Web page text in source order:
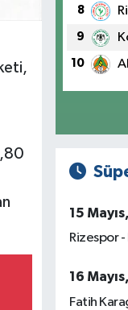
8
9
10
15
Rizespor
16
Fatih